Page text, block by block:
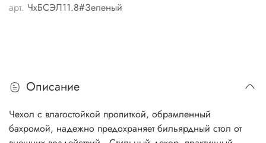
арт. ЧхБСЭЛ11.8#Зеленый
Описание
Чехол с влагостойкой пропиткой, обрамленный
бахромой, надежно предохраняет бильярдный стол от